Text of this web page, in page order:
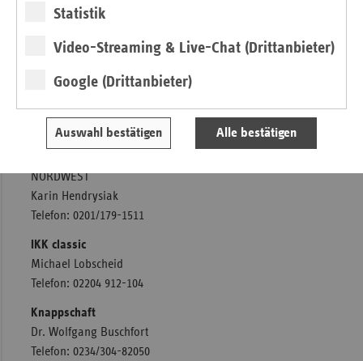
Statistik
Video-Streaming & Live-Chat (Drittanbieter)
Google (Drittanbieter)
Auswahl bestätigen Alle bestätigen
AOK NORDWEST
Jens Kuschel
AOK Rheinland/Hamburg
Ellen von Itter
Telefon: 0211/8791-1038
NORDWEST
Karin Hendrysiak
Telefon: 0201/179-1511
IKK classic
Michael Lobscheid
Telefon: 02204 912-104
Knappschaft
Dr. Wolfgang Buschfort
Telefon: 0234/304-82050